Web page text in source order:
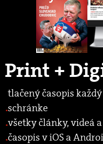
Print +
tlačený časopis
schránke
všetky články, videá
časopis v iOS a